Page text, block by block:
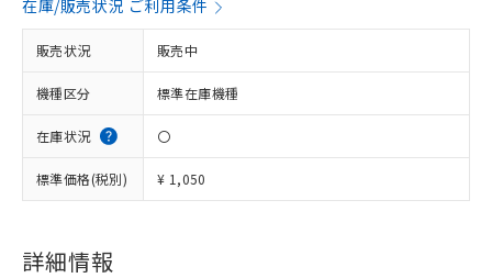
在庫/販売状況 ご利用条件
販売状況 販売中
機種区分 標準在庫機種
在庫状況 〇
標準価格(税別) ¥ 1,050
詳細情報